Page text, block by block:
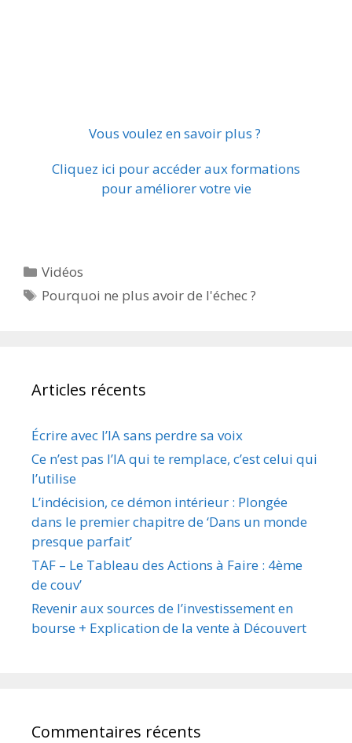
Vous voulez en savoir plus ?
Cliquez ici pour accéder aux formations
pour améliorer votre vie
Catégories
Vidéos
Étiquettes
Pourquoi ne plus avoir de l'échec ?
Articles récents
Écrire avec l’IA sans perdre sa voix
Ce n’est pas l’IA qui te remplace, c’est celui qui
l’utilise
L’indécision, ce démon intérieur : Plongée
dans le premier chapitre de ‘Dans un monde
presque parfait’
TAF – Le Tableau des Actions à Faire : 4ème
de couv’
Revenir aux sources de l’investissement en
bourse + Explication de la vente à Découvert
Commentaires récents